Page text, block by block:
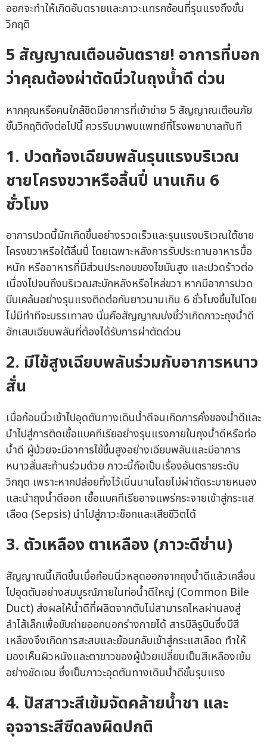
ออกจะทำให้เกิดอันตรายและภาวะแทรกซ้อนที่รุนแรงถึงขั้น
วิกฤติ
5 สัญญาณเตือนอันตราย! อาการที่บอก
ว่าคุณต้องผ่าตัดนิ่วในถุงน้ำดี ด่วน
หากคุณหรือคนใกล้ชิดมีอาการที่เข้าข่าย 5 สัญญาณเตือนภัย
ขั้นวิกฤติดังต่อไปนี้ ควรรีบมาพบแพทย์ที่โรงพยาบาลทันที
1. ปวดท้องเฉียบพลันรุนแรงบริเวณ
ชายโครงขวาหรือลิ้นปี่ นานเกิน 6
ชั่วโมง
อาการปวดนี้มักเกิดขึ้นอย่างรวดเร็วและรุนแรงบริเวณใต้ชาย
โครงขวาหรือใต้ลิ้นปี่ โดยเฉพาะหลังการรับประทานอาหารมื้อ
หนัก หรืออาหารที่มีส่วนประกอบของไขมันสูง และปวดร้าวต่อ
เนื่องไปจนถึงบริเวณสะบักหลังหรือไหล่ขวา หากมีอาการปวด
บีบเคล้นอย่างรุนแรงติดต่อกันยาวนานเกิน 6 ชั่วโมงขึ้นไปโดย
ไม่มีท่าทีจะบรรเทาลง นั่นคือสัญญาณบ่งชี้ว่าเกิดภาวะถุงน้ำดี
อักเสบเฉียบพลันที่ต้องได้รับการผ่าตัดด่วน
2. มีไข้สูงเฉียบพลันร่วมกับอาการหนาว
สั่น
เมื่อก้อนนิ่วเข้าไปอุดตันทางเดินน้ำดีจนเกิดการคั่งของน้ำดีและ
นำไปสู่การติดเชื้อแบคทีเรียอย่างรุนแรงภายในถุงน้ำดีหรือท่อ
น้ำดี ผู้ป่วยจะมีอาการไข้ขึ้นสูงอย่างเฉียบพลันและมีอาการ
หนาวสั่นสะท้านร่วมด้วย ภาวะนี้ถือเป็นเรื่องอันตรายระดับ
วิกฤต เพราะหากปล่อยทิ้งไว้เนิ่นนานโดยไม่ผ่าตัดระบายหนอง
และนำถุงน้ำดีออก เชื้อแบคทีเรียอาจแพร่กระจายเข้าสู่กระแส
เลือด (Sepsis) นำไปสู่ภาวะช็อกและเสียชีวิตได้
3. ตัวเหลือง ตาเหลือง (ภาวะดีซ่าน)
สัญญาณนี้เกิดขึ้นเมื่อก้อนนิ่วหลุดออกจากถุงน้ำดีแล้วเคลื่อน
ไปอุดตันอย่างสมบูรณ์ภายในท่อน้ำดีใหญ่ (Common Bile
Duct) ส่งผลให้น้ำดีที่ผลิตจากตับไม่สามารถไหลผ่านลงสู่
ลำไส้เล็กเพื่อขับถ่ายออกนอกร่างกายได้ สารบิลิรูบินซึ่งมีสี
เหลืองจึงเกิดการสะสมและย้อนกลับเข้าสู่กระแสเลือด ทำให้
มองเห็นผิวหนังและตาขาวของผู้ป่วยเปลี่ยนเป็นสีเหลืองเข้ม
อย่างชัดเจน ซึ่งเป็นภาวะอุดตันทางเดินน้ำดีขั้นรุนแรง
4. ปัสสาวะสีเข้มจัดคล้ายน้ำชา และ
อุจจาระสีซีดลงผิดปกติ